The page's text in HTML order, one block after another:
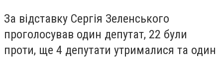
За відставку Сергія Зеленського
проголосував один депутат, 22 були
проти, ще 4 депутати утрималися та один